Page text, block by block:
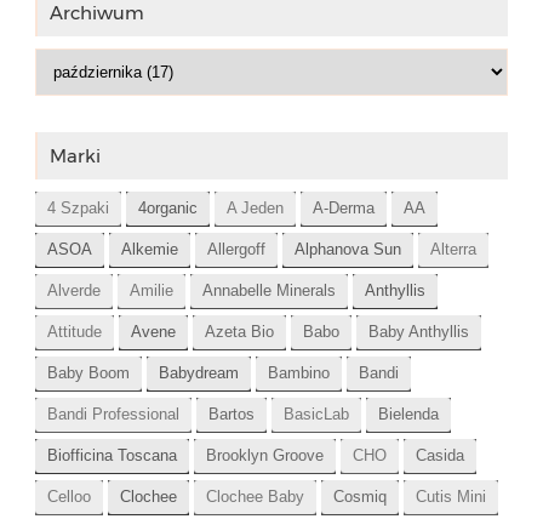
Archiwum
Marki
4 Szpaki 4organic A Jeden A-Derma AA
ASOA Alkemie Allergoff Alphanova Sun Alterra
Alverde Amilie Annabelle Minerals Anthyllis
Attitude Avene Azeta Bio Babo Baby Anthyllis
Baby Boom Babydream Bambino Bandi
Bandi Professional Bartos BasicLab Bielenda
Biofficina Toscana Brooklyn Groove CHO Casida
Celloo Clochee Clochee Baby Cosmiq Cutis Mini